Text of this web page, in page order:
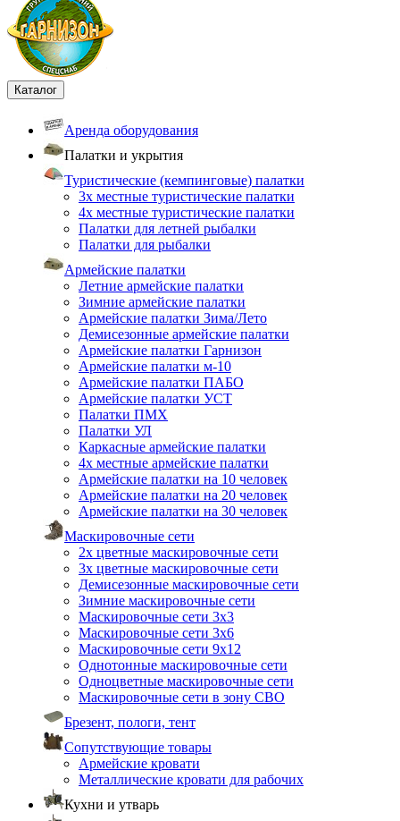
Каталог
Аренда оборудования
Палатки и укрытия
Туристические (кемпинговые) палатки
3х местные туристические палатки
4х местные туристические палатки
Палатки для летней рыбалки
Палатки для рыбалки
Армейские палатки
Летние армейские палатки
Зимние армейские палатки
Армейские палатки Зима/Лето
Демисезонные армейские палатки
Армейские палатки Гарнизон
Армейские палатки м-10
Армейские палатки ПАБО
Армейские палатки УСТ
Палатки ПМХ
Палатки УЛ
Каркасные армейские палатки
4х местные армейские палатки
Армейские палатки на 10 человек
Армейские палатки на 20 человек
Армейские палатки на 30 человек
Маскировочные сети
2х цветные маскировочные сети
3х цветные маскировочные сети
Демисезонные маскировочные сети
Зимние маскировочные сети
Маскировочные сети 3х3
Маскировочные сети 3х6
Маскировочные сети 9х12
Однотонные маскировочные сети
Одноцветные маскировочные сети
Маскировочные сети в зону СВО
Брезент, пологи, тент
Сопутствующие товары
Армейские кровати
Металлические кровати для рабочих
Кухни и утварь